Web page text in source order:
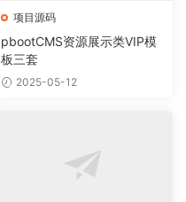
项目源码
pbootCMS资源展示类VIP模
板三套
2025-05-12